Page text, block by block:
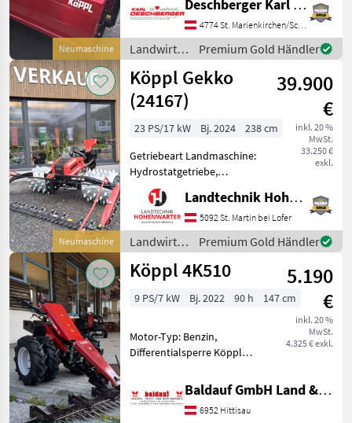
Marktplatz Händlerangebote Kleinanzeigen
Neumaschine
Benzinmotor (17, 2 kW / 23,
4 PS) EFI 2-Zylinder mit E-
Start, stufenlosen
hydraulischen Fahra
Deschberger Karl Landtechnik GesmbH & Co KG
4774 St. Marienkirchen/Schärding
Landwirtsch.
Motorfahrzeuge
/ Köppl
Premium Gold Händler
Neumaschine
Köppl Gekko
(24167)
39.900
€
inkl. 20 %
MwSt.
33.250 €
exkl.
23 PS/17 kW Bj. 2024
238 cm
Getriebeart Landmaschine:
Hydrostatgetriebe,
Zylinderanzahl: 2 Zylinder,
Motor-Typ: Benzin,
Doppelmesser, E-Starter,
Kombigerät, Lenkbremse,
Stachelwalzen Köppl Gekko
> Fa
Landtechnik Hohenwarter GmbH
5092 St. Martin bei Lofer
Landwirtsch.
Motorfahrzeuge
/ Köppl
Premium Gold Händler
Köppl 4K510
5.190
€
inkl. 20 %
MwSt.
4.325 € exkl.
9 PS/7 kW Bj. 2022 90 h 147 cm
Motor-Typ: Benzin,
Differentialsperre Köppl
Vorwärts und 3
Rückwärtsgänge,
zuschaltbare
Baldauf GmbH Land & Forsttechnik - Kommunal & Gartengeräte
6952 Hittisau